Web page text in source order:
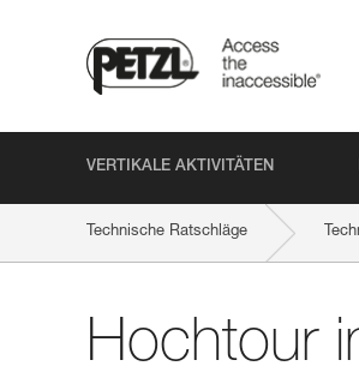
VERTIKALE AKTIVITÄTEN
Technische Ratschläge
Hochtour